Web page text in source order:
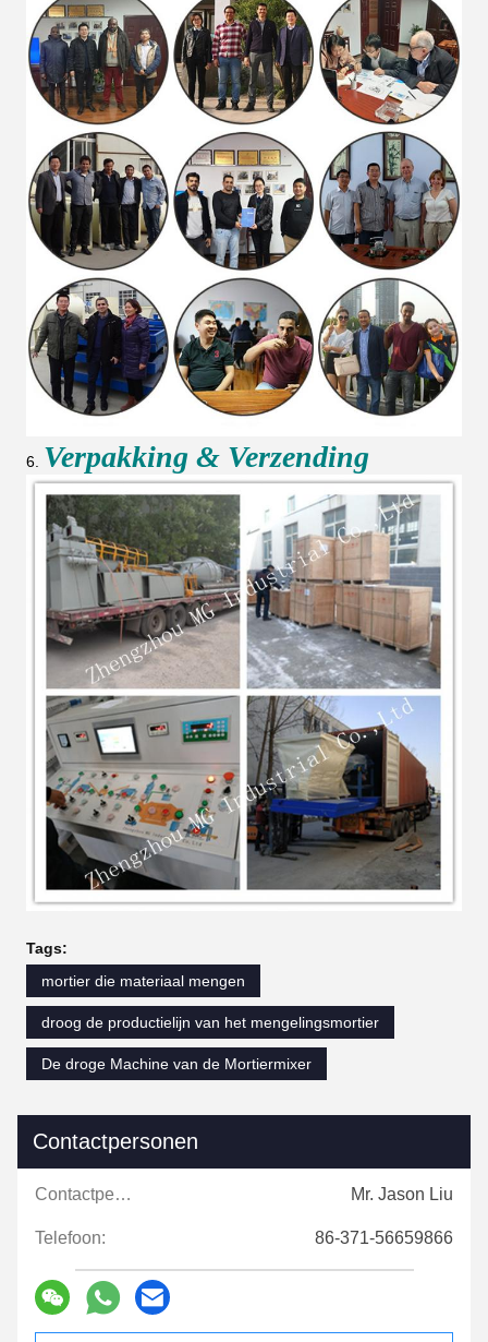
6. Verpakking & Verzending
Tags:
mortier die materiaal mengen
droog de productielijn van het mengelingsmortier
De droge Machine van de Mortiermixer
Contactpersonen
Contactpersonen: Mr. Jason Liu
Telefoon: 86-371-56659866